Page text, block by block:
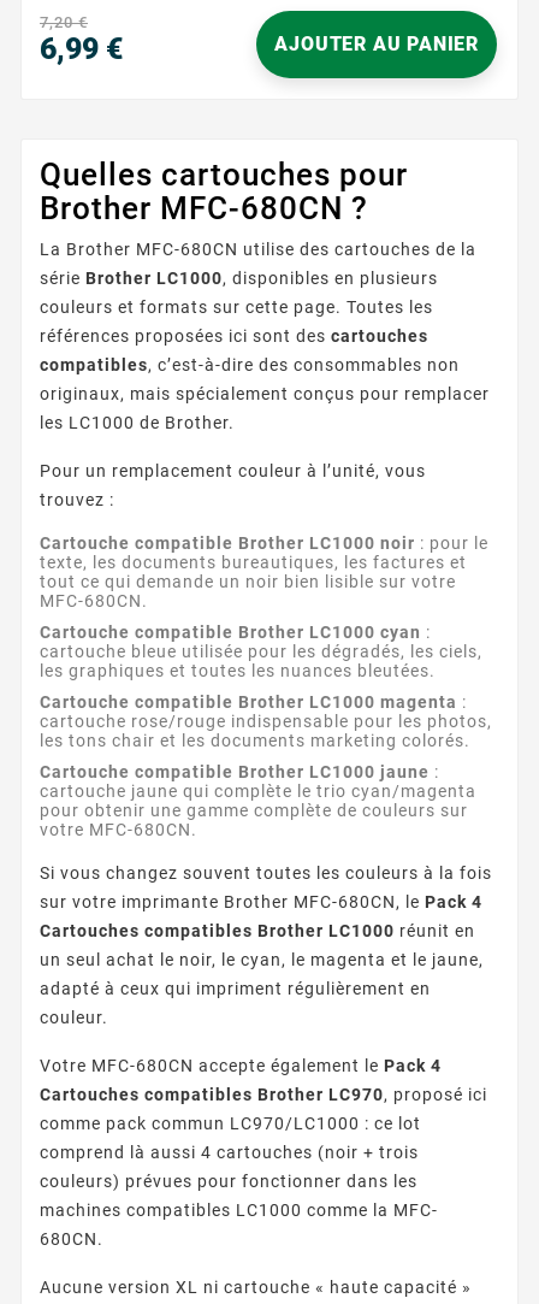
d’utilisation fluide et rassurante. Idéale pour les...
7,20 €
6,99 € AJOUTER AU PANIER
Quelles cartouches pour
Brother MFC-680CN ?
La Brother MFC-680CN utilise des cartouches de la
série Brother LC1000, disponibles en plusieurs
couleurs et formats sur cette page. Toutes les
références proposées ici sont des cartouches
compatibles, c’est-à-dire des consommables non
originaux, mais spécialement conçus pour remplacer
les LC1000 de Brother.
Pour un remplacement couleur à l’unité, vous
trouvez :
Cartouche compatible Brother LC1000 noir : pour le
texte, les documents bureautiques, les factures et
tout ce qui demande un noir bien lisible sur votre
MFC-680CN.
Cartouche compatible Brother LC1000 cyan :
cartouche bleue utilisée pour les dégradés, les ciels,
les graphiques et toutes les nuances bleutées.
Cartouche compatible Brother LC1000 magenta :
cartouche rose/rouge indispensable pour les photos,
les tons chair et les documents marketing colorés.
Cartouche compatible Brother LC1000 jaune :
cartouche jaune qui complète le trio cyan/magenta
pour obtenir une gamme complète de couleurs sur
votre MFC-680CN.
Si vous changez souvent toutes les couleurs à la fois
sur votre imprimante Brother MFC-680CN, le Pack 4
Cartouches compatibles Brother LC1000 réunit en
un seul achat le noir, le cyan, le magenta et le jaune,
adapté à ceux qui impriment régulièrement en
couleur.
Votre MFC-680CN accepte également le Pack 4
Cartouches compatibles Brother LC970, proposé ici
comme pack commun LC970/LC1000 : ce lot
comprend là aussi 4 cartouches (noir + trois
couleurs) prévues pour fonctionner dans les
machines compatibles LC1000 comme la MFC-
680CN.
Aucune version XL ni cartouche « haute capacité »